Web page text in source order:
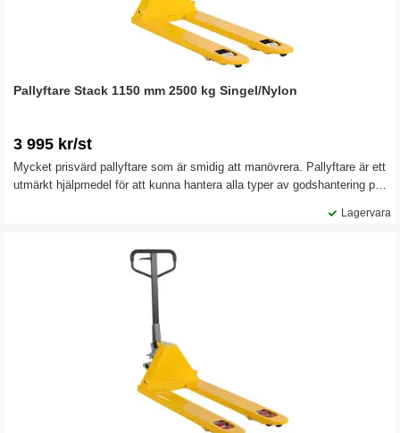
Pallyftare Stack 1150 mm 2500 kg Singel/Nylon
3 995 kr/st
Mycket prisvärd pallyftare som är smidig att manövrera. Pallyftare är ett
utmärkt hjälpmedel för att kunna hantera alla typer av godshantering på
Lagervara